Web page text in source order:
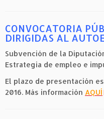
CONVOCATORIA
DIRIGIDAS AL
Subvención de la
Estrategia de empleo e
El plazo de presentación
2016. Más información AQUÍ